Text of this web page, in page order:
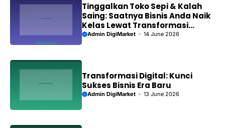
Tinggalkan Toko Sepi & Kalah
Saing: Saatnya Bisnis Anda Naik
Kelas Lewat Transformasi
Digital!
Admin DigiMarket 14 June 2026
Transformasi Digital: Kunci
Sukses Bisnis Era Baru
Admin DigiMarket 13 June 2026